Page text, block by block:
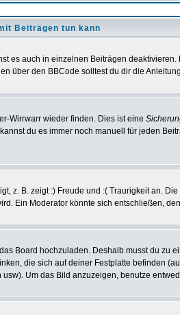
Beiträgen tun kann
es auch in einzelnen Beiträgen
über den BBCode solltest du dir die
Wirrwarr wieder finden. Dies ist eine
du es immer noch manuell für jeden
B. zeigt :) Freude und :( Traurigkeit an.
Ein Moderator könnte sich entschließen,
Board hochzuladen. Deshalb musst du zu
die sich auf deiner Festplatte befinden
Um das Bild anzuzeigen, benutze